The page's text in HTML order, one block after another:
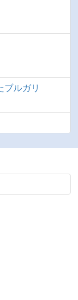
ルガリ